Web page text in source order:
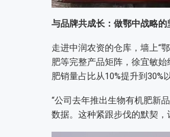
与品牌共成长：做鄂中战略的
走进中润农资的仓库，墙上“
肥等完整产品矩阵，徐宜敏
肥销量占比从10%提升到30%
“公司去年推出生物有机肥新
数据。这种紧跟步伐的默契，